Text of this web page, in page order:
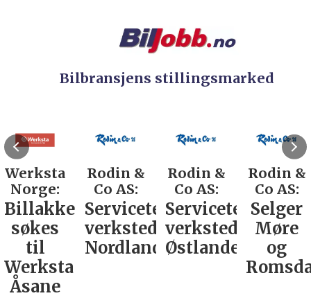
Bilbransjens stillingsmarked
Werksta
Norge:
Billakkerer
søkes
til
Werksta
Åsane
Rodin &
Co AS:
Servicetekniker
verkstedutstyr
Nordland
Rodin &
Co AS:
Servicetekniker
verkstedutstyr
Østlandet
Rodin &
Co AS:
Selger
Møre
og